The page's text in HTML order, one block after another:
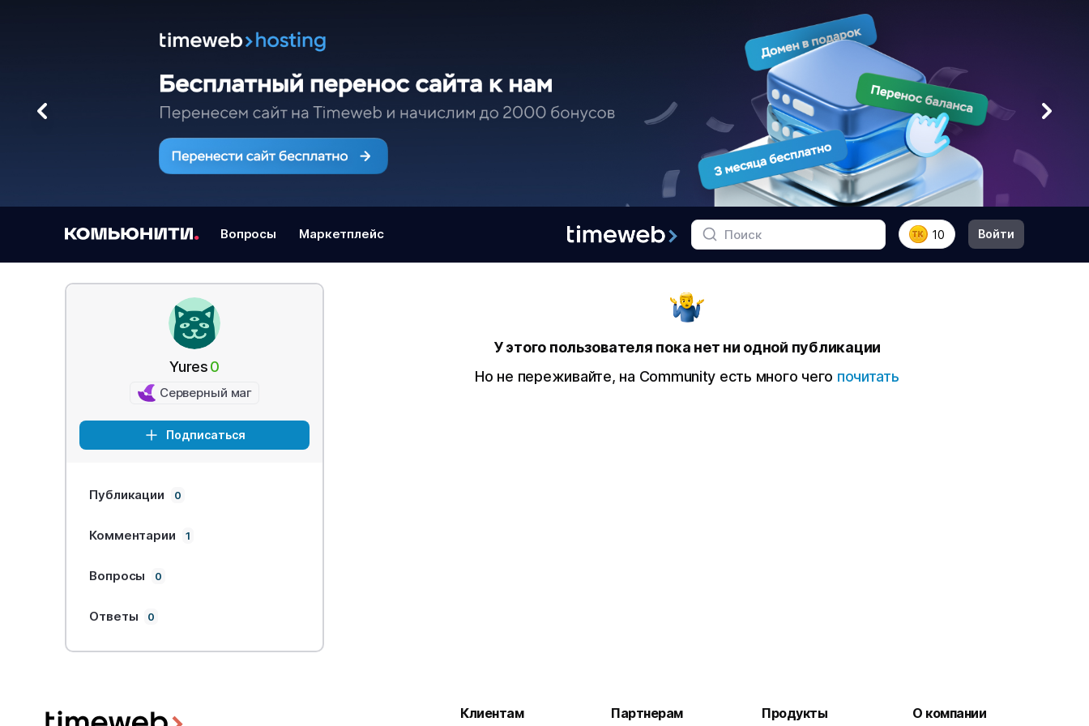
Вопросы Маркетплейс 10 Войти
Yures0
Серверный маг
Подписаться
Публикации 0
Комментарии 1
Вопросы 0
Ответы 0
У этого пользователя пока нет ни одной публикации
Но не переживайте, на Community есть много чего почитать
Клиентам Партнерам Продукты О компании